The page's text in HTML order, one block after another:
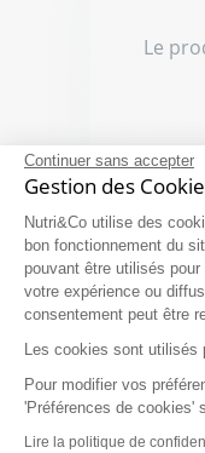
Continuer sans accepter
Gestion des
Nutri&Co utilise des
bon fonctionnement du
pouvant être utilisés pour
votre expérience ou
consentement peut être
Les cookies sont utilisés
Pour modifier vos
'Préférences de cookies'
Lire la politique de
Le
Bonne